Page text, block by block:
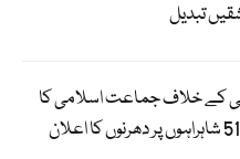
تبدیل
کے خلاف جماعت اسلامی کا